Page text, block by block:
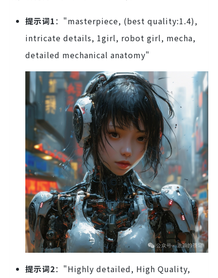
提示词1："masterpiece, (best quality:1.4),
intricate details, 1girl, robot girl, mecha,
detailed mechanical anatomy"
提示词2："Highly detailed, High Quality,